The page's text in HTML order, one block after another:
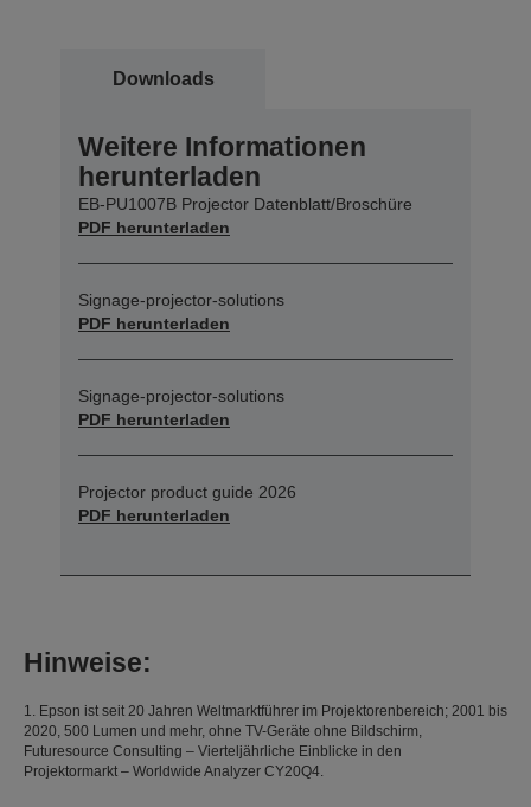
Downloads
Weitere Informationen
herunterladen
EB-PU1007B Projector Datenblatt/Broschüre
PDF herunterladen
Signage-projector-solutions
PDF herunterladen
Signage-projector-solutions
PDF herunterladen
Projector product guide 2026
PDF herunterladen
Hinweise:
1. Epson ist seit 20 Jahren Weltmarktführer im Projektorenbereich; 2001 bis
2020, 500 Lumen und mehr, ohne TV-Geräte ohne Bildschirm,
Futuresource Consulting – Vierteljährliche Einblicke in den
Projektormarkt – Worldwide Analyzer CY20Q4.